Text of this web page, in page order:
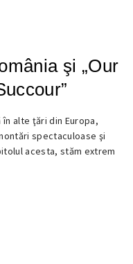
şi „Our
în alte ţări din Europa,
spectaculoase şi
acesta, stăm extrem